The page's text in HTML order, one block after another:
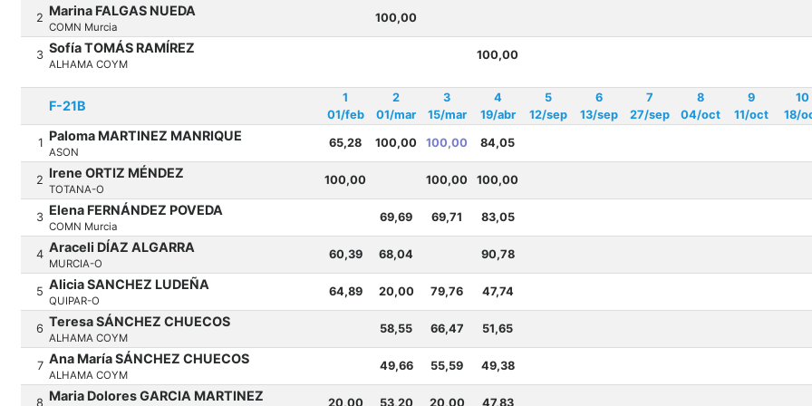
2 Marina FALGAS NUEDA
COMN Murcia
100,00
3 Sofía TOMÁS RAMÍREZ
ALHAMA COYM
100,00
F-21B
1
01/feb
2
01/mar
3
15/mar
4
19/abr
5
12/sep
6
13/sep
7
27/sep
8
04/oct
9
11/oct
10
18/
1 Paloma MARTINEZ MANRIQUE
ASON
65,28 100,00 100,00 84,05
2 Irene ORTIZ MÉNDEZ
TOTANA-O
100,00 100,00 100,00
3 Elena FERNÁNDEZ POVEDA
COMN Murcia
69,69 69,71 83,05
4 Araceli DÍAZ ALGARRA
MURCIA-O
60,39 68,04 90,78
5 Alicia SANCHEZ LUDEÑA
QUIPAR-O
64,89 20,00 79,76 47,74
6 Teresa SÁNCHEZ CHUECOS
ALHAMA COYM
58,55 66,47 51,65
7 Ana María SÁNCHEZ CHUECOS
ALHAMA COYM
49,66 55,59 49,38
8 Maria Dolores GARCIA MARTINEZ 20,00 53,20 20,00 47,83